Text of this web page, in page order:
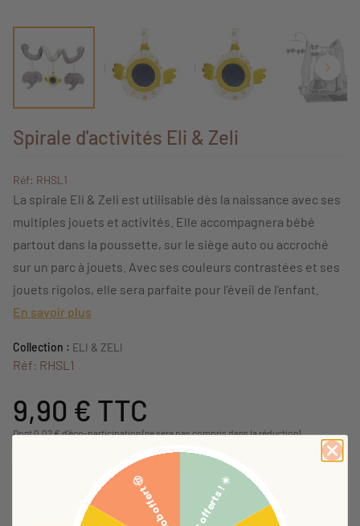
Spirale d'activités Eli & Zeli
Réf: RHSL1
La spirale Eli & Zeli est utilisable dès la naissance avec ses
multiples jouets et activités. Elle accompagnera bébé
partout dans la poussette, sur le siège auto ou accroché
sur un parc à jouets. Avec ses couleurs contrastées et ses
jouets rigolos, elle sera parfaite pour l'éveil de l'enfant.
En savoir plus
Collection : ELI & ZELI
Réf: RHSL1
9,90 € TTC
Dont 0,02 € d'éco-participation (ne sera pas compris dans la réduction)
20,99 €
Disponible - Expédié sous 72h 5€ offerts ! ☀️
Bob offert 🤠